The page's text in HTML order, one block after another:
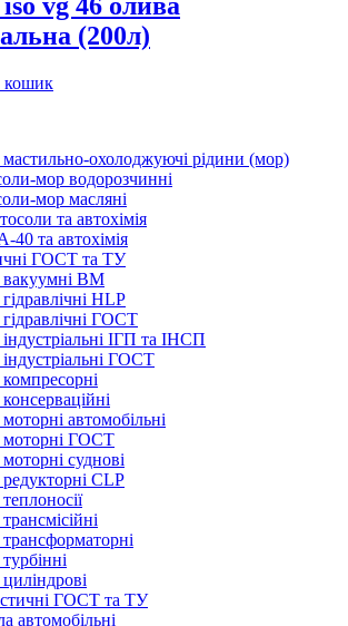
(200л)
охолоджуючі рідини (мор)
мор водорозчинні
мор масляні
та автохімія
40 та автохімія
ГОСТ та ТУ
ВМ
HLP
ГОСТ
ІГП та ІНСП
ГОСТ
автомобільні
ГОСТ
суднові
CLP
ГОСТ та ТУ
автомобільні